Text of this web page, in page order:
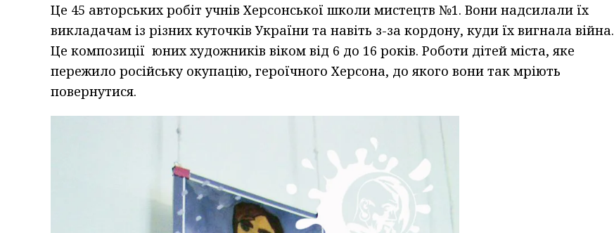
Це 45 авторських робіт учнів Херсонської школи мистецтв №1. Вони надсилали їх
викладачам із різних куточків України та навіть з-за кордону, куди їх вигнала війна.
Це композиції юних художників віком від 6 до 16 років. Роботи дітей міста, яке
пережило російську окупацію, героїчного Херсона, до якого вони так мріють
повернутися.